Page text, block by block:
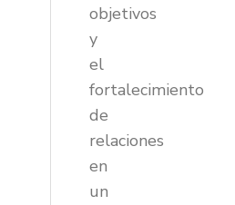
objetivos
y
el
fortalecimiento
de
relaciones
en
un